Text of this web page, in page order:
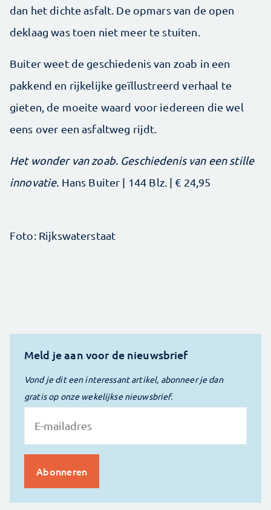
dan het dichte asfalt. De opmars van de open
deklaag was toen niet meer te stuiten.
Buiter weet de geschiedenis van zoab in een
pakkend en rijkelijke geïllustreerd verhaal te
gieten, de moeite waard voor iedereen die wel
eens over een asfaltweg rijdt.
Het wonder van zoab. Geschiedenis van een stille
innovatie. Hans Buiter | 144 Blz. | € 24,95
Foto: Rijkswaterstaat
Meld je aan voor de nieuwsbrief
Vond je dit een interessant artikel, abonneer je dan
gratis op onze wekelijkse nieuwsbrief.